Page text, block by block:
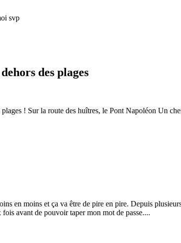
svp
des plages
! Sur la route des huîtres, le Pont Napoléon Un
en moins et ça va être de pire en pire. Depuis
avant de pouvoir taper mon mot de passe....